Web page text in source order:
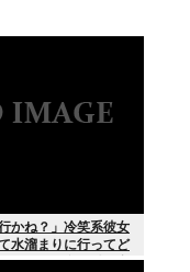
かね？」冷笑系彼女
水溜まりに行ってど
こういう女と付き合